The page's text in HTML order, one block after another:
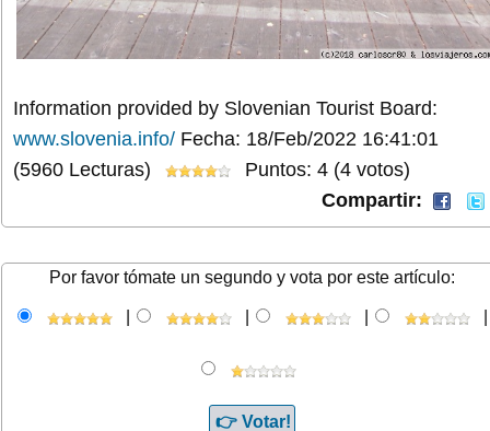
Information provided by Slovenian Tourist Board:
www.slovenia.info/ Fecha: 18/Feb/2022 16:41:01
(5960 Lecturas)
Puntos: 4 (4 votos)
Compartir:
Por favor tómate un segundo y vota por este artículo: